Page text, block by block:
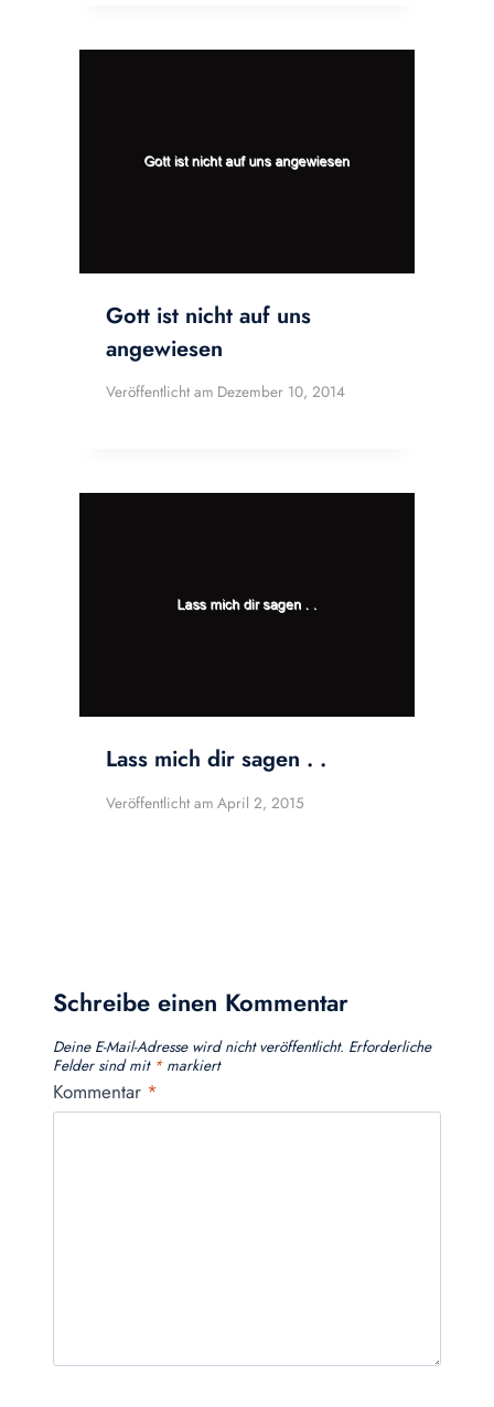
Gott ist nicht auf uns
angewiesen
Veröffentlicht am Dezember 10, 2014
Lass mich dir sagen . .
Veröffentlicht am April 2, 2015
Schreibe einen Kommentar
Deine E-Mail-Adresse wird nicht veröffentlicht. Erforderliche
Felder sind mit *markiert
Kommentar *